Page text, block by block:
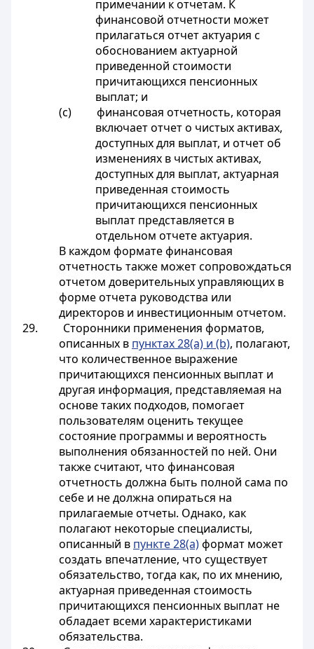
примечании к отчетам. К
финансовой отчетности может
прилагаться отчет актуария с
обоснованием актуарной
приведенной стоимости
причитающихся пенсионных
выплат; и
(c) финансовая отчетность, которая
включает отчет о чистых активах,
доступных для выплат, и отчет об
изменениях в чистых активах,
доступных для выплат, актуарная
приведенная стоимость
причитающихся пенсионных
выплат представляется в
отдельном отчете актуария.
В каждом формате финансовая
отчетность также может сопровождаться
отчетом доверительных управляющих в
форме отчета руководства или
директоров и инвестиционным отчетом.
29. Сторонники применения форматов,
описанных в пунктах 28(a) и (b), полагают,
что количественное выражение
причитающихся пенсионных выплат и
другая информация, представляемая на
основе таких подходов, помогает
пользователям оценить текущее
состояние программы и вероятность
выполнения обязанностей по ней. Они
также считают, что финансовая
отчетность должна быть полной сама по
себе и не должна опираться на
прилагаемые отчеты. Однако, как
полагают некоторые специалисты,
описанный в пункте 28(a)формат может
создать впечатление, что существует
обязательство, тогда как, по их мнению,
актуарная приведенная стоимость
причитающихся пенсионных выплат не
обладает всеми характеристиками
обязательства.